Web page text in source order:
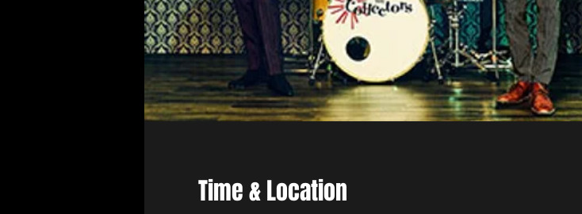
Time & Location